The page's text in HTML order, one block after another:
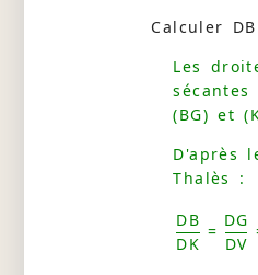
Calculer
Les
(BG) et
D'après
Thalès :
DB
DK
=
DG
DV